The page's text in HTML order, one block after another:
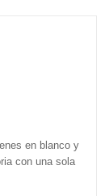
en blanco y
con una sola